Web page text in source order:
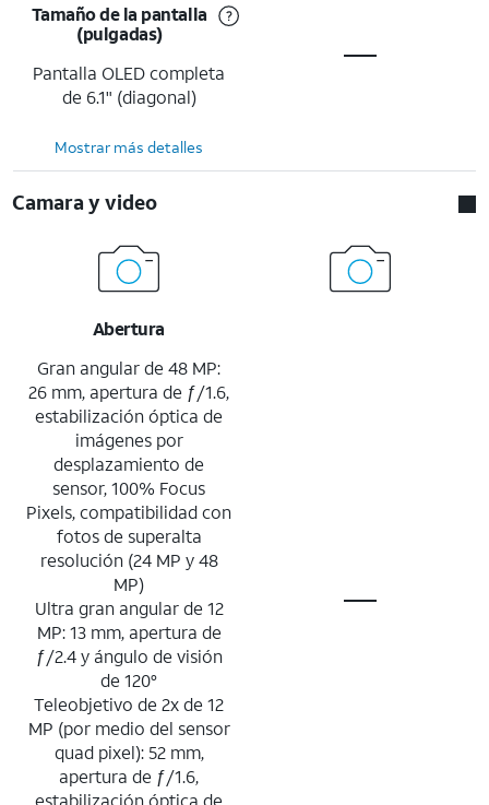
Tamaño de la pantalla
(pulgadas)
Pantalla OLED completa
de 6.1" (diagonal)
Mostrar más detalles
Camara y video
Abertura
Gran angular de 48 MP:
26 mm, apertura de ƒ/1.6,
estabilización óptica de
imágenes por
desplazamiento de
sensor, 100% Focus
Pixels, compatibilidad con
fotos de superalta
resolución (24 MP y 48
MP)
Ultra gran angular de 12
MP: 13 mm, apertura de
ƒ/2.4 y ángulo de visión
de 120°
Teleobjetivo de 2x de 12
MP (por medio del sensor
quad pixel): 52 mm,
apertura de ƒ/1.6,
estabilización óptica de